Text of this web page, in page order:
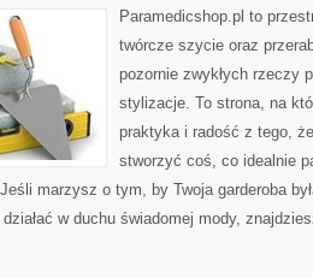
Paramedicshop.pl to
twórcze szycie oraz
pozornie zwykłych rzeczy
stylizacje. To strona, na
praktyka i radość z tego,
stworzyć coś, co idealnie
marzysz o tym, by Twoja garderoba
w duchu świadomej mody,